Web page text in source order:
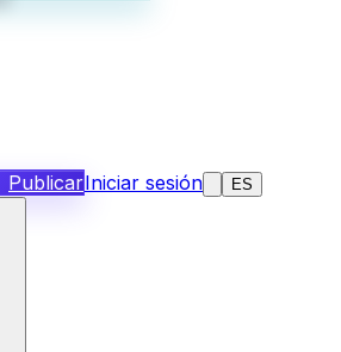
PublicarIniciar sesión ES